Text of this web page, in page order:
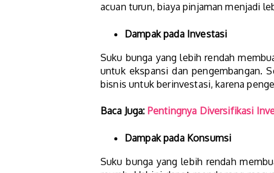
acuan turun, biaya pinjaman menjadi
Dampak pada Investasi
Suku bunga yang lebih rendah
untuk ekspansi dan pengembangan.
bisnis untuk berinvestasi, karena
Baca Juga: Pentingnya Diversifikasi
Dampak pada Konsumsi
Suku bunga yang lebih rendah